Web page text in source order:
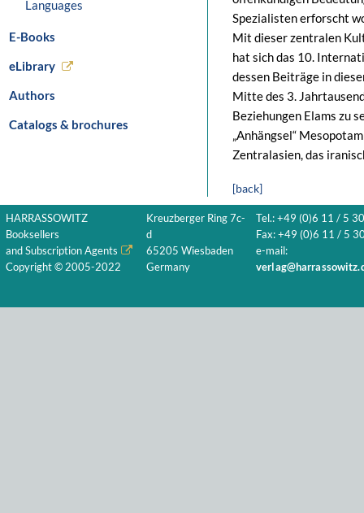
Languages
E-Books
eLibrary
Authors
Catalogs & brochures
Spezialisten erforscht
Mit dieser zentralen
hat sich das 10.
dessen Beiträge in
Mitte des 3.
Beziehungen Elams zu
„Anhängsel“
Zentralasien, das
[back]
HARRASSOWITZ
Booksellers
and Subscription Agents
Copyright © 2005-2022
Kreuzberger Ring 7c-
d
65205 Wiesbaden
Germany
Tel.: +49 (0)6 11 / 5
Fax: +49 (0)6 11 / 5
e-mail: